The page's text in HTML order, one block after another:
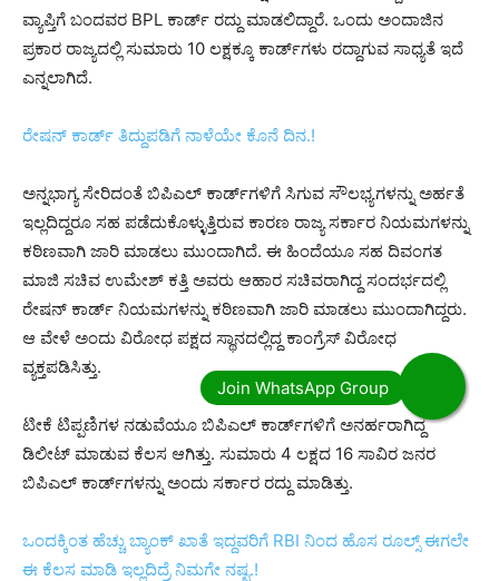
ವ್ಯಾಪ್ತಿಗೆ ಬಂದವರ BPL ಕಾರ್ಡ್ ರದ್ದು ಮಾಡಲಿದ್ದಾರೆ. ಒಂದು ಅಂದಾಜಿನ
ಪ್ರಕಾರ ರಾಜ್ಯದಲ್ಲಿ ಸುಮಾರು 10 ಲಕ್ಷಕ್ಕೂ ಕಾರ್ಡ್​​ಗಳು ರದ್ದಾಗುವ ಸಾಧ್ಯತೆ ಇದೆ
ಎನ್ನಲಾಗಿದೆ.
ರೇಷನ್ ಕಾರ್ಡ್ ತಿದ್ದುಪಡಿಗೆ ನಾಳೆಯೇ ಕೊನೆ ದಿನ.!
ಅನ್ನಭಾಗ್ಯ ಸೇರಿದಂತೆ ಬಿಪಿಎಲ್ ಕಾರ್ಡ್​​ಗಳಿಗೆ ಸಿಗುವ ಸೌಲಭ್ಯಗಳನ್ನು ಅರ್ಹತೆ
ಇಲ್ಲದಿದ್ದರೂ ಸಹ ಪಡೆದುಕೊಳ್ಳುತ್ತಿರುವ ಕಾರಣ ರಾಜ್ಯ ಸರ್ಕಾರ ನಿಯಮಗಳನ್ನು
ಕಠಿಣವಾಗಿ ಜಾರಿ ಮಾಡಲು ಮುಂದಾಗಿದೆ. ಈ ಹಿಂದೆಯೂ ಸಹ ದಿವಂಗತ
ಮಾಜಿ ಸಚಿವ ಉಮೇಶ್ ಕತ್ತಿ ಅವರು ಆಹಾರ ಸಚಿವರಾಗಿದ್ದ ಸಂದರ್ಭದಲ್ಲಿ
ರೇಷನ್ ಕಾರ್ಡ್​​ ನಿಯಮಗಳನ್ನು ಕಠಿಣವಾಗಿ ಜಾರಿ ಮಾಡಲು ಮುಂದಾಗಿದ್ದರು.
ಆ ವೇಳೆ ಅಂದು ವಿರೋಧ ಪಕ್ಷದ ಸ್ಥಾನದಲ್ಲಿದ್ದ ಕಾಂಗ್ರೆಸ್ ವಿರೋಧ
ವ್ಯಕ್ತಪಡಿಸಿತ್ತು.
ಟೀಕೆ ಟಿಪ್ಪಣಿಗಳ ನಡುವೆಯೂ ಬಿಪಿಎಲ್​​ ಕಾರ್ಡ್​ಗಳಿಗೆ ಅನರ್ಹರಾಗಿದ್ದ
ಡಿಲೀಟ್​ ಮಾಡುವ ಕೆಲಸ ಆಗಿತ್ತು. ಸುಮಾರು 4 ಲಕ್ಷದ 16 ಸಾವಿರ ಜನರ
ಬಿಪಿಎಲ್ ಕಾರ್ಡ್​​ಗಳನ್ನು ಅಂದು ಸರ್ಕಾರ ರದ್ದು ಮಾಡಿತ್ತು.
ಒಂದಕ್ಕಿಂತ ಹೆಚ್ಚು ಬ್ಯಾಂಕ್ ಖಾತೆ ಇದ್ದವರಿಗೆ RBI ನಿಂದ ಹೊಸ ರೂಲ್ಸ್ ಈಗಲೇ
ಈ ಕೆಲಸ ಮಾಡಿ‌ ಇಲ್ಲದಿದ್ರೆ ನಿಮಗೇ ನಷ್ಟ.!